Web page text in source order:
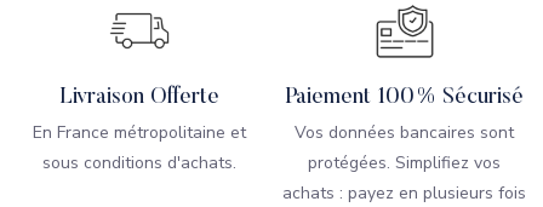
Livraison Offerte
En France métropolitaine et
sous conditions d'achats.
Paiement 100% Sécurisé
Vos données bancaires sont
protégées. Simplifiez vos
achats : payez en plusieurs fois